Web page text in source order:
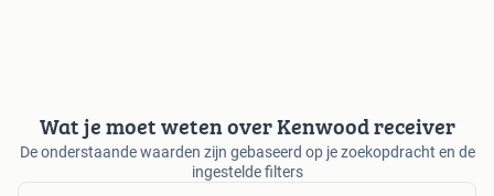
Wat je moet weten over Kenwood receiver
De onderstaande waarden zijn gebaseerd op je zoekopdracht en de
ingestelde filters